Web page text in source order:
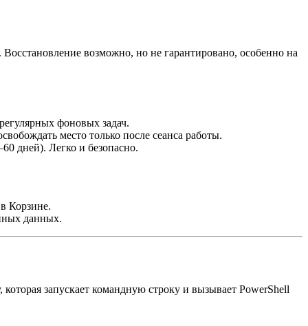
возможно, но не гарантировано, особенно на
фоновых задач.
место только после сеанса работы.
дней). Легко и безопасно.
Корзине.
данных.
запускает командную строку и вызывает PowerShell